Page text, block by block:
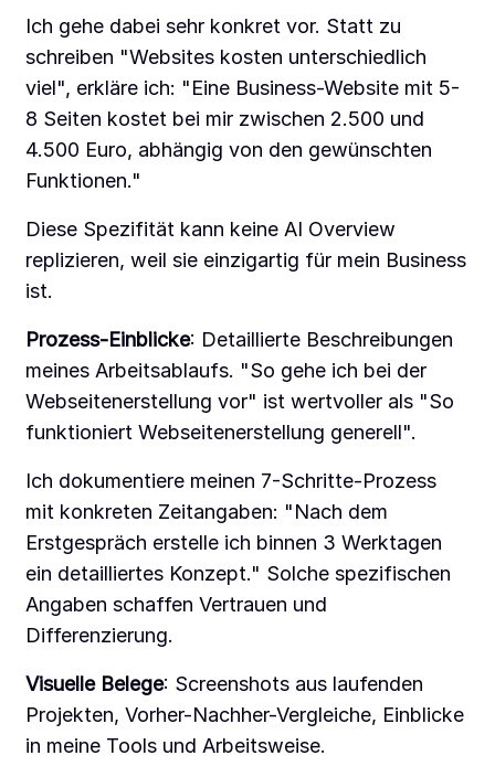
Ich gehe dabei sehr konkret vor. Statt zu
schreiben "Websites kosten unterschiedlich
viel", erkläre ich: "Eine Business-Website mit 5-
8 Seiten kostet bei mir zwischen 2.500 und
4.500 Euro, abhängig von den gewünschten
Funktionen."
Diese Spezifität kann keine AI Overview
replizieren, weil sie einzigartig für mein Business
ist.
Prozess-Einblicke: Detaillierte Beschreibungen
meines Arbeitsablaufs. "So gehe ich bei der
Webseitenerstellung vor" ist wertvoller als "So
funktioniert Webseitenerstellung generell".
Ich dokumentiere meinen 7-Schritte-Prozess
mit konkreten Zeitangaben: "Nach dem
Erstgespräch erstelle ich binnen 3 Werktagen
ein detailliertes Konzept." Solche spezifischen
Angaben schaffen Vertrauen und
Differenzierung.
Visuelle Belege: Screenshots aus laufenden
Projekten, Vorher-Nachher-Vergleiche, Einblicke
in meine Tools und Arbeitsweise.